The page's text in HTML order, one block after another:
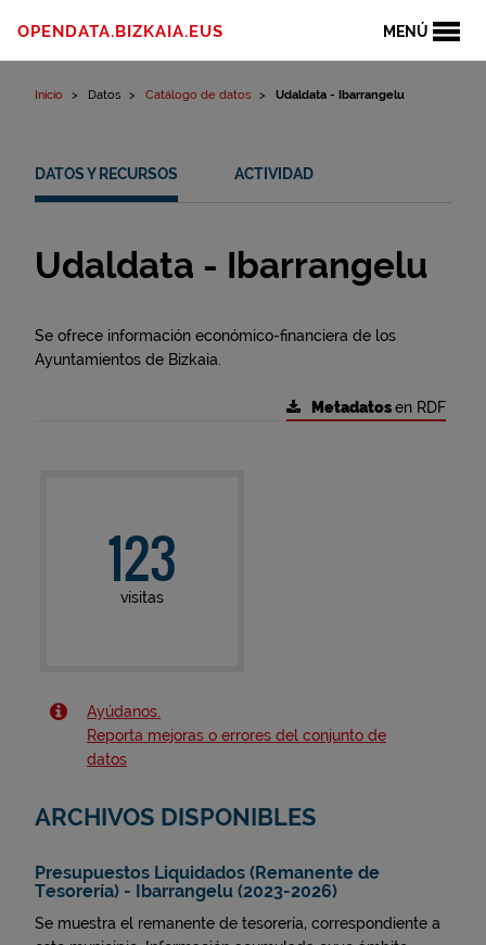
MENÚ
OPENDATA.BIZKAIA.EUS
Inicio Datos Catálogo de datos Udaldata - Ibarrangelu
DATOS Y RECURSOS ACTIVIDAD
Udaldata - Ibarrangelu
Se ofrece información económico-financiera de los
Ayuntamientos de Bizkaia.
Metadatosen RDF
123
visitas
Ayúdanos.
Reporta mejoras o errores del conjunto de
datos
ARCHIVOS DISPONIBLES
Presupuestos Liquidados (Remanente de
Tesorería) - Ibarrangelu (2023-2026)
Se muestra el remanente de tesorería, correspondiente a